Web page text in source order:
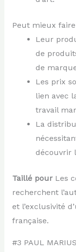
Peut mieux
Leur
de
de
Les prix
lien avec
travail
La
découvrir
Taillé pourLes
recherchent
et l’exclusivité
française.
#3 PAUL